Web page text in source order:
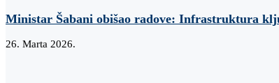
Ministar Šabani obišao radove: Infrastruktura
26. Marta 2026.